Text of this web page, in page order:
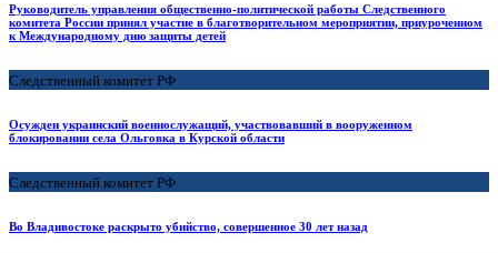
Руководитель управления общественно-политической работы Следственного
комитета России принял участие в благотворительном мероприятии, приуроченном
к Международному дню защиты детей
Следственный комитет РФ
Осужден украинский военнослужащий, участвовавший в вооруженном
блокировании села Ольговка в Курской области
Следственный комитет РФ
Во Владивостоке раскрыто убийство, совершенное 30 лет назад